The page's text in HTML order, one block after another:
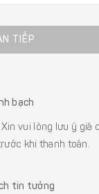
TIẾP
bạch
vui lòng lưu ý giá
khi thanh toán.
tin tưởng